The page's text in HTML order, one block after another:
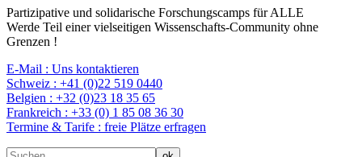
Partizipative und solidarische Forschungscamps für ALLE
Werde Teil einer vielseitigen Wissenschafts-Community ohne
Grenzen !
E-Mail : Uns kontaktieren
Schweiz : +41 (0)22 519 0440
Belgien : +32 (0)23 18 35 65
Frankreich : +33 (0) 1 85 08 36 30
Termine & Tarife : freie Plätze erfragen